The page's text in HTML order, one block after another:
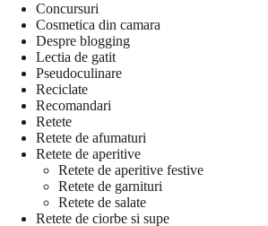
Concursuri
Cosmetica din camara
Despre blogging
Lectia de gatit
Pseudoculinare
Reciclate
Recomandari
Retete
Retete de afumaturi
Retete de aperitive
Retete de aperitive festive
Retete de garnituri
Retete de salate
Retete de ciorbe si supe